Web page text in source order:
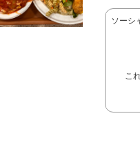
ソーシ
こ